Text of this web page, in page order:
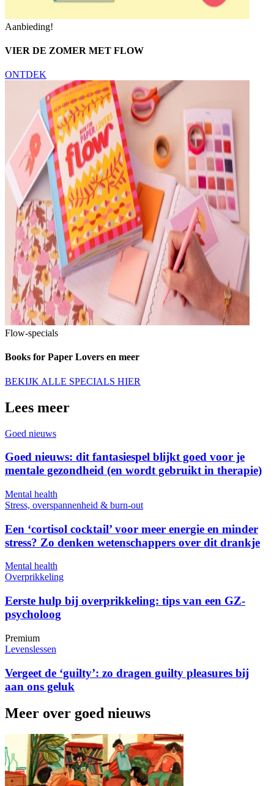
Aanbieding!
VIER DE ZOMER MET FLOW
ONTDEK
Flow-specials
Books for Paper Lovers en meer
BEKIJK ALLE SPECIALS HIER
Lees meer
Goed nieuws
Goed nieuws: dit fantasiespel blijkt goed voor je
mentale gezondheid (en wordt gebruikt in therapie)
Mental health
Stress, overspannenheid & burn-out
Een ‘cortisol cocktail’ voor meer energie en minder
stress? Zo denken wetenschappers over dit drankje
Mental health
Overprikkeling
Eerste hulp bij overprikkeling: tips van een GZ-
psycholoog
Premium
Levenslessen
Vergeet de ‘guilty’: zo dragen guilty pleasures bij
aan ons geluk
Meer over goed nieuws